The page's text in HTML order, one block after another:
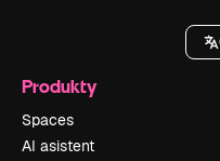
Produkty
Spaces
AI asistent